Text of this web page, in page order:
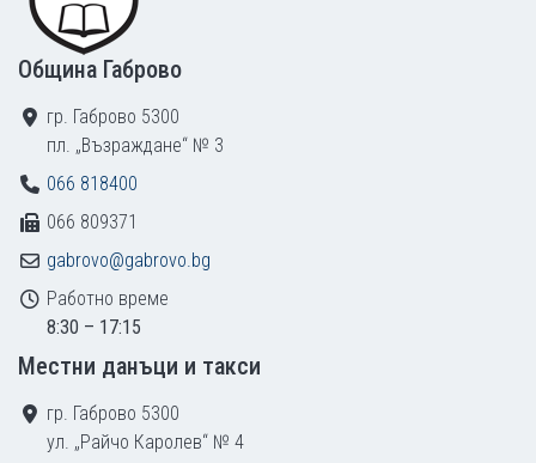
Община Габрово
гр. Габрово 5300
пл. „Възраждане“ № 3
066 818400
066 809371
gabrovo@gabrovo.bg
Работно време
8:30 – 17:15
Местни данъци и такси
гр. Габрово 5300
ул. „Райчо Каролев“ № 4